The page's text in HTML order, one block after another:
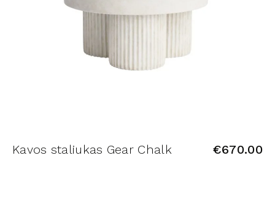
Kavos staliukas Gear Chalk €670.00